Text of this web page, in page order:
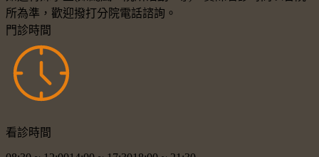
所為準，歡迎撥打分院電話諮詢。
門診時間
看診時間